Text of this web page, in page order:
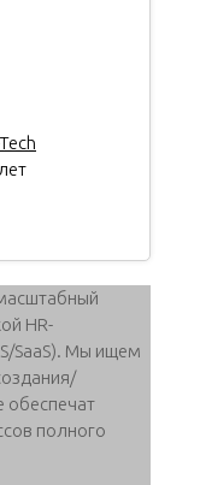
HR-
SaaS). Мы ищем
обеспечат
полного